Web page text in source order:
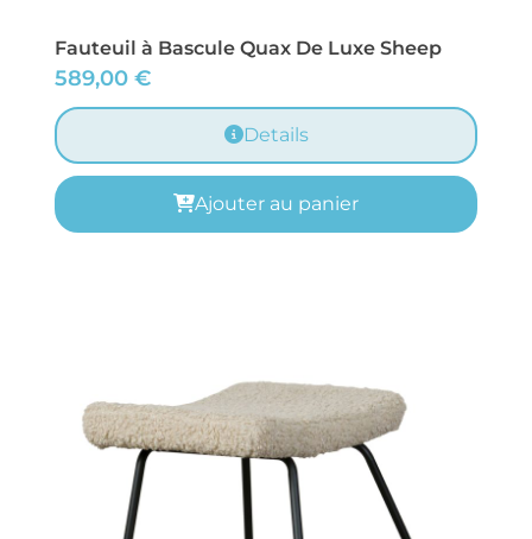
Fauteuil à Bascule Quax De Luxe Sheep
589,00 €
Details
Ajouter au panier